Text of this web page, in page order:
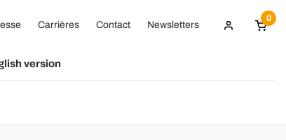
Carrières Contact Newsletters
0
version